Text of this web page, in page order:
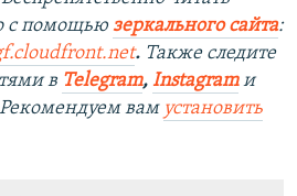
с помощью зеркального сайта:
. Также следите
в Telegram, Instagramи
вам установить